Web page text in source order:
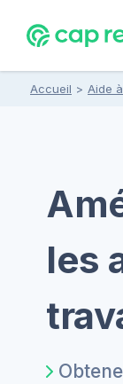
Accueil > Aide
les